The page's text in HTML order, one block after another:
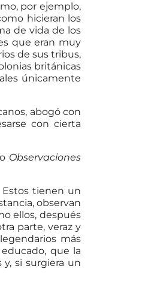
por ejemplo,
hicieran los
de vida de los
que eran muy
de sus tribus,
británicas
únicamente
abogó con
con cierta
Observaciones
tienen un
observan
ellos, después
parte, veraz y
más
que la
si surgiera un